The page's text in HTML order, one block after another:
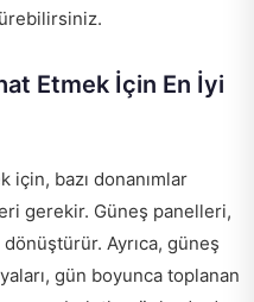
Etmek İçin En İyi
için, bazı donanımlar
gerekir. Güneş panelleri,
Ayrıca, güneş
gün boyunca toplanan